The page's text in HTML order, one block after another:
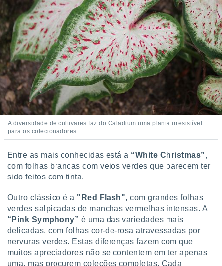
A diversidade de cultivares faz do Caladium uma planta irresistível
para os colecionadores.
Entre as mais conhecidas está a “White Christmas”,
com folhas brancas com veios verdes que parecem ter
sido feitos com tinta.
Outro clássico é a "Red Flash", com grandes folhas
verdes salpicadas de manchas vermelhas intensas. A
“Pink Symphony” é uma das variedades mais
delicadas, com folhas cor-de-rosa atravessadas por
nervuras verdes. Estas diferenças fazem com que
muitos apreciadores não se contentem em ter apenas
uma, mas procurem coleções completas. Cada